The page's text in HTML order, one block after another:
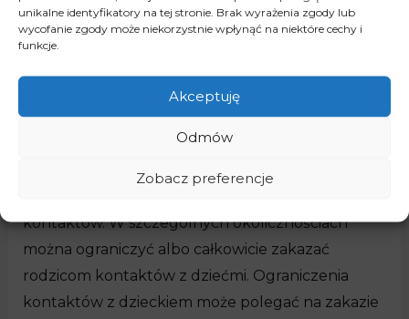
unikalne identyfikatory na tej stronie. Brak wyrażenia zgody lub
wycofanie zgody może niekorzystnie wpłynąć na niektóre cechy i
funkcje.
Akceptuję
Odmów
Zobacz preferencje
małoletnim, niezbędne jest wykazanie, że
kontakty te wiążą się z zagrożeniem dla dobra
Przesłanką zakazania kontaktów z dzieckiem jest
jedynie poważne zagrożenie dobra dziecka,
wszelkie inne wiążące się z kontaktami zagrożenia
kontaktów. W szczególnych okolicznościach
można ograniczyć albo całkowicie zakazać
rodzicom kontaktów z dziećmi. Ograniczenia
kontaktów z dzieckiem może polegać na zakazie